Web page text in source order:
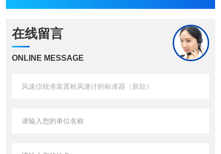
在线留言
ONLINE MESSAGE